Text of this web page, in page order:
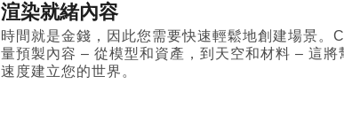
渲染就緒內容
時間就是金錢，因此您需要快速輕鬆地創建場景。
量預製內容 – 從模型和資產，到天空和材料 – 這將
速度建立您的世界。